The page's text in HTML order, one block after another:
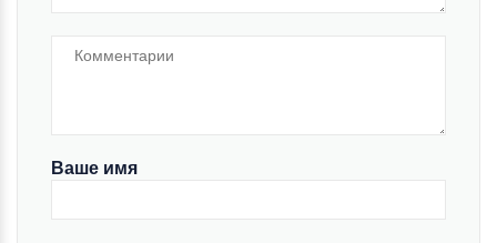
Ваше имя